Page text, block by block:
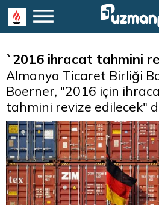
`2016 ihracat tahmini
Almanya Ticaret Birliği
Boerner, "2016 için
tahmini revize edilecek"